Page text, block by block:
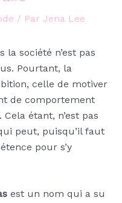
/ Par Jena Lee
la société n’est pas
Pourtant, la
celle de motiver
de comportement
étant, n’est pas
peut, puisqu’il faut
pour s’y
est un nom qui a su